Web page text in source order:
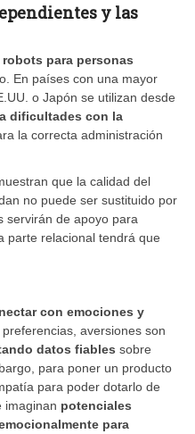
y las
para personas
En países con una mayor
o Japón se utilizan desde
dificultades con la
la correcta administración
que la calidad del
no puede ser sustituido por
servirán de apoyo para
parte relacional tendrá que
con emociones y
preferencias, aversiones son
datos fiables sobre
para poner un producto
para poder dotarlo de
imaginan potenciales
para